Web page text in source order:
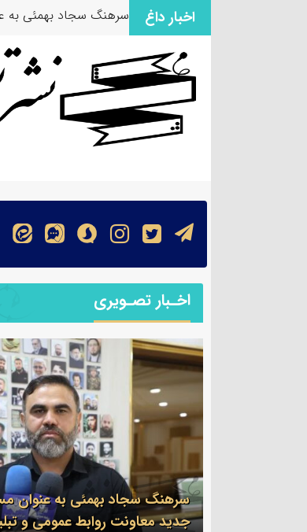
اخبار داغ سرهنگ سجاد بهمئی به
اخـبار تصـویری
پیام فرمانده سپاه شهرستان